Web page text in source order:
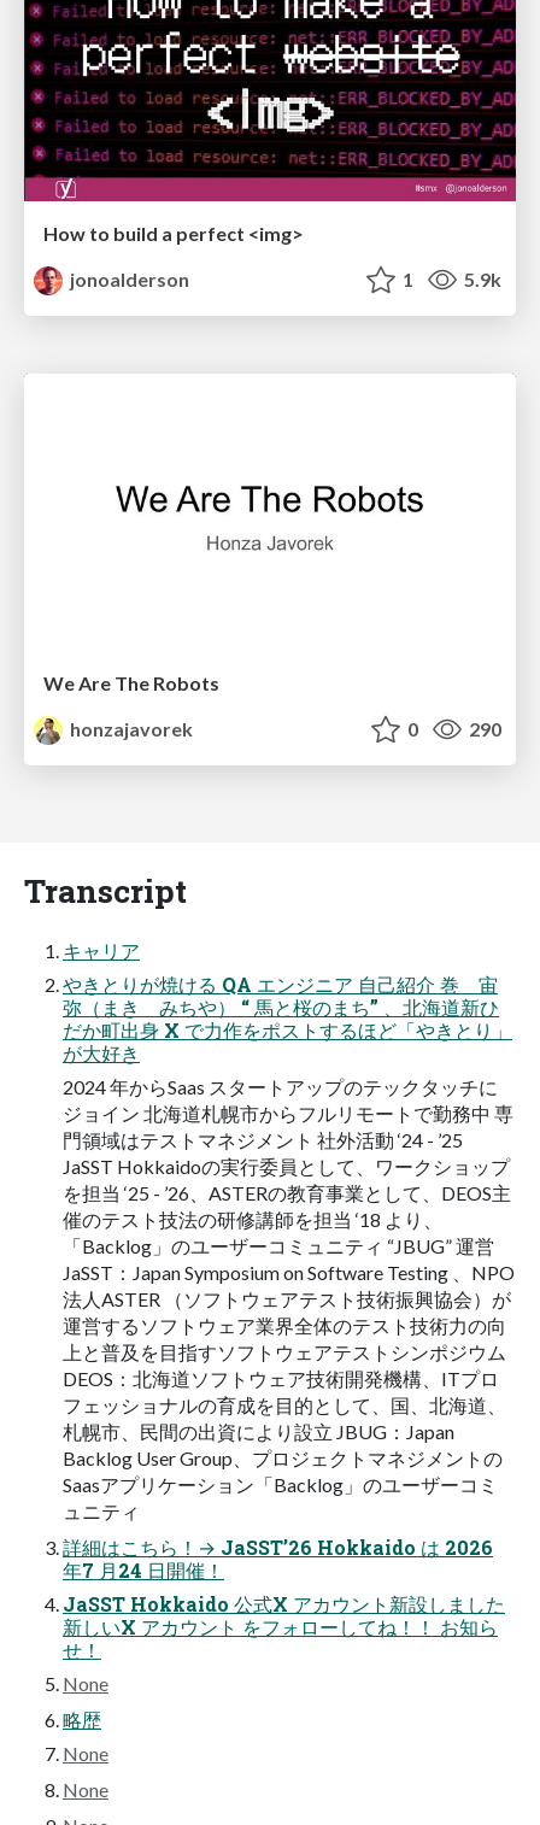
How to build a perfect <img>
jonoalderson
1 5.9k
We Are The Robots
honzajavorek
0 290
Transcript
キャリア
やきとりが焼ける QA エンジニア 自⼰紹介 巻 宙
弥（まき みちや） “ 馬と桜のまち” 、北海道新ひ
だか町出身 X で力作をポストするほど「やきとり」
が⼤好き
2024 年からSaas スタートアップのテックタッチに
ジョイン 北海道札幌市からフルリモートで勤務中 専
門領域はテストマネジメント 社外活動 ‘24 - ’25
JaSST Hokkaidoの実行委員として、ワークショップ
を担当 ‘25 - ’26、ASTERの教育事業として、DEOS主
催のテスト技法の研修講師を担当 ‘18 より、
「Backlog」のユーザーコミュニティ “JBUG” 運営
JaSST：Japan Symposium on Software Testing 、NPO
法人ASTER （ソフトウェアテスト技術振興協会）が
運営するソフトウェア業界全体のテスト技術力の向
上と普及を目指すソフトウェアテストシンポジウム
DEOS：北海道ソフトウェア技術開発機構、ITプロ
フェッショナルの育成を目的として、国、北海道、
札幌市、民間の出資により設立 JBUG：Japan
Backlog User Group、プロジェクトマネジメントの
Saasアプリケーション「Backlog」のユーザーコミ
ュニティ
詳細はこちら！→ JaSST’26 Hokkaido は 2026
年7 月24 ⽇開催！
JaSST Hokkaido 公式X アカウント新設しました
新しいX アカウント をフォローしてね！！ お知ら
せ！
None
略歴
None
None